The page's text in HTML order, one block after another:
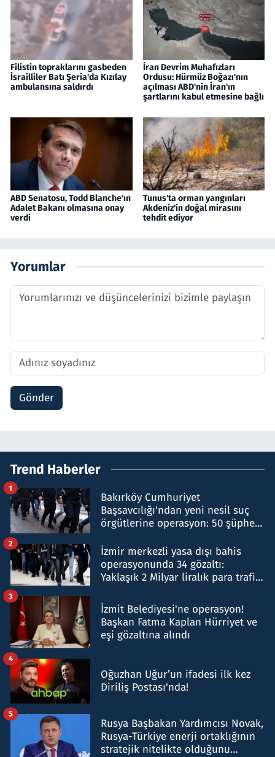
Filistin topraklarını gasbeden
İsrailliler Batı Şeria'da Kızılay
ambulansına saldırdı
İran Devrim Muhafızları
Ordusu: Hürmüz Boğazı'nın
açılması ABD'nin İran'ın
şartlarını kabul etmesine bağlı
ABD Senatosu, Todd Blanche'ın
Adalet Bakanı olmasına onay
verdi
Tunus'ta orman yangınları
Akdeniz'in doğal mirasını
tehdit ediyor
Yorumlar
Gönder
Trend Haberler
Bakırköy Cumhuriyet
Başsavcılığı'ndan yeni nesil suç
örgütlerine operasyon: 50 şüpheli
1
İzmir merkezli yasa dışı bahis
operasyonunda 34 gözaltı:
Yaklaşık 2 Milyar liralık para trafiği
2
İzmit Belediyesi'ne operasyon!
Başkan Fatma Kaplan Hürriyet ve
eşi gözaltına alındı
3
Oğuzhan Uğur’un ifadesi ilk kez
Diriliş Postası'nda!
4
Rusya Başbakan Yardımcısı Novak,
Rusya-Türkiye enerji ortaklığının
stratejik nitelikte olduğunu
5